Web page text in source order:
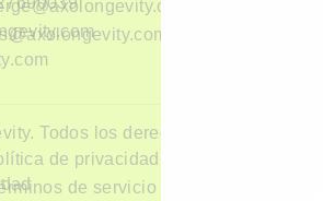
Todos los derechos reservados.
de privacidad
de servicio